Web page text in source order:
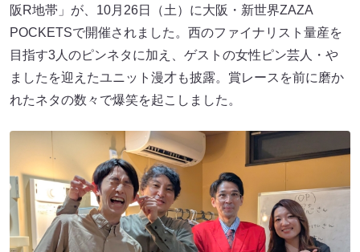
阪R地帯」が、10月26日（土）に大阪・新世界ZAZA
POCKETSで開催されました。西のファイナリスト量産を
目指す3人のピンネタに加え、ゲストの女性ピン芸人・や
ましたを迎えたユニット漫才も披露。賞レースを前に磨か
れたネタの数々で爆笑を起こしました。